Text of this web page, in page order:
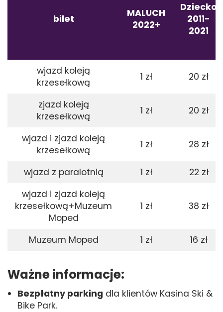
bilet
MALUCH
2022+
Dziecko
2011-
2021
wjazd koleją
krzesełkową
1 zł 20 zł
zjazd koleją
krzesełkową
1 zł 20 zł
wjazd i zjazd koleją
krzesełkową
1 zł 28 zł
wjazd z paralotnią 1 zł
22 zł
wjazd i zjazd koleją
krzesełkową+Muzeum
Moped
1 zł 38 zł
Muzeum Moped 1 zł 16 zł
Ważne informacje:
Bezpłatny parking dla klientów Kasina Ski &
Bike Park.